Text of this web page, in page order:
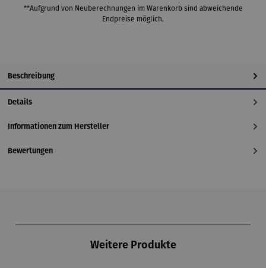
**Aufgrund von Neuberechnungen im Warenkorb sind abweichende
Endpreise möglich.
Beschreibung
Details
Informationen zum Hersteller
Bewertungen
Weitere Produkte